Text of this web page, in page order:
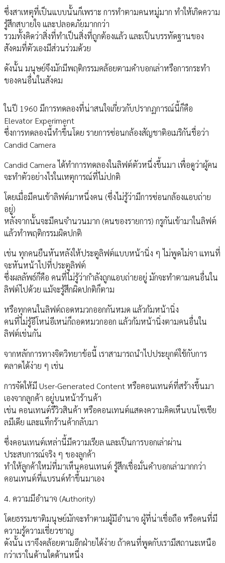
ซึ่งสาเหตุที่เป็นแบบนั้นก็เพราะ การทำตามคนหมู่มาก ทำให้เกิดความ
รู้สึกสบายใจ และปลอดภัยมากกว่า
รวมทั้งคิดว่าสิ่งที่ทำเป็นสิ่งที่ถูกต้องแล้ว และเป็นบรรทัดฐานของ
สังคมที่ตัวเองมีส่วนร่วมด้วย
ดังนั้น มนุษย์จึงมักมีพฤติกรรมคล้อยตามคำบอกเล่าหรือการกระทำ
ของคนอื่นในสังคม
ในปี 1960 มีการทดลองที่น่าสนใจเกี่ยวกับปรากฏการณ์นี้ก็คือ
Elevator Experiment
ซึ่งการทดลองนี้ทำขึ้นโดย รายการซ่อนกล้องสัญชาติอเมริกันชื่อว่า
Candid Camera
Candid Camera ได้ทำการทดลองในลิฟต์ตัวหนึ่งขึ้นมา เพื่อดูว่าผู้คน
จะทำตัวอย่างไรในเหตุการณ์ที่ไม่ปกติ
โดยเมื่อมีคนเข้าลิฟต์มาหนึ่งคน (ซึ่งไม่รู้ว่ามีการซ่อนกล้องแอบถ่าย
อยู่)
หลังจากนั้นจะมีคนจำนวนมาก (คนของรายการ) กรูกันเข้ามาในลิฟต์
แล้วทำพฤติกรรมผิดปกติ
เช่น ทุกคนยืนหันหลังให้ประตูลิฟต์แบบหน้านิ่ง ๆ ไม่พูดไม่จา แทนที่
จะหันหน้าไปที่ประตูลิฟต์
ซึ่งผลลัพธ์ก็คือ คนที่ไม่รู้ว่ากำลังถูกแอบถ่ายอยู่ มักจะทำตามคนอื่นใน
ลิฟต์ไปด้วย แม้จะรู้สึกผิดปกติก็ตาม
หรือทุกคนในลิฟต์ถอดหมวกออกกันหมด แล้วก้มหน้านิ่ง
คนที่ไม่รู้อีโหน่อีเหน่ก็ถอดหมวกออก แล้วก้มหน้านิ่งตามคนอื่นใน
ลิฟต์เช่นกัน
จากหลักการทางจิตวิทยาข้อนี้ เราสามารถนำไปประยุกต์ใช้กับการ
ตลาดได้ง่าย ๆ เช่น
การจัดให้มี User-Generated Content หรือคอนเทนต์ที่สร้างขึ้นมา
เองจากลูกค้า อยู่บนหน้าร้านค้า
เช่น คอนเทนต์รีวิวสินค้า หรือคอนเทนต์แสดงความคิดเห็นบนโซเชีย
ลมีเดีย และแท็กร้านค้ากลับมา
ซึ่งคอนเทนต์เหล่านี้มีความเรียล และเป็นการบอกเล่าผ่าน
ประสบการณ์จริง ๆ ของลูกค้า
ทำให้ลูกค้าใหม่ที่มาเห็นคอนเทนต์ รู้สึกเชื่อมั่นคำบอกเล่ามากกว่า
คอนเทนต์ที่แบรนด์ทำขึ้นมาเอง
4. ความมีอำนาจ (Authority)
โดยธรรมชาติมนุษย์มักจะทำตามผู้มีอำนาจ ผู้ที่น่าเชื่อถือ หรือคนที่มี
ความรู้ความเชี่ยวชาญ
ดังนั้น เราจึงคล้อยตามอีกฝ่ายได้ง่าย ถ้าคนที่พูดกับเรามีสถานะเหนือ
กว่าเราในด้านใดด้านหนึ่ง